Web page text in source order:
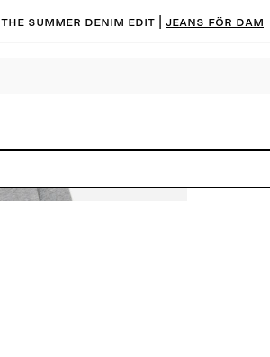
The summer denim edit | Jeans för dam